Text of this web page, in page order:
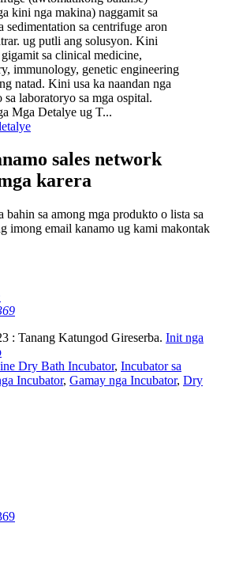
kini nga makina) naggamit sa
sedimentation sa centrifuge aron
ug putli ang solusyon. Kini
sa clinical medicine,
immunology, genetic engineering
natad. Kini usa ka naandan nga
sa laboratoryo sa mga ospital.
Mga Detalye ug T...
sales network
karera
bahin sa among mga produkto o lista sa
imong email kanamo ug kami makontak
: Tanang Katungod Gireserba. Init nga
Dry Bath Incubator, Incubator sa
Incubator, Gamay nga Incubator, Dry